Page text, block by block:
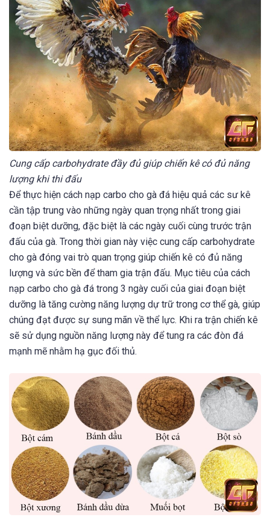
Cung cấp carbohydrate đầy đủ giúp chiến kê có đủ năng
lượng khi thi đấu
Để thực hiện cách nạp carbo cho gà đá hiệu quả các sư kê
cần tập trung vào những ngày quan trọng nhất trong giai
đoạn biệt dưỡng, đặc biệt là các ngày cuối cùng trước trận
đấu của gà. Trong thời gian này việc cung cấp carbohydrate
cho gà đóng vai trò quan trọng giúp chiến kê có đủ năng
lượng và sức bền để tham gia trận đấu. Mục tiêu của cách
nạp carbo cho gà đá trong 3 ngày cuối của giai đoạn biệt
dưỡng là tăng cường năng lượng dự trữ trong cơ thể gà, giúp
chúng đạt được sự sung mãn về thể lực. Khi ra trận chiến kê
sẽ sử dụng nguồn năng lượng này để tung ra các đòn đá
mạnh mẽ nhằm hạ gục đối thủ.